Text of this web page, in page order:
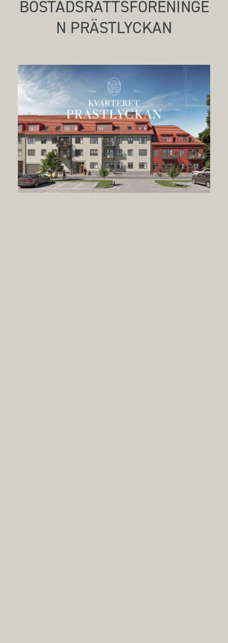
BOSTADSRÄTTSFÖRENINGE
N PRÄSTLYCKAN